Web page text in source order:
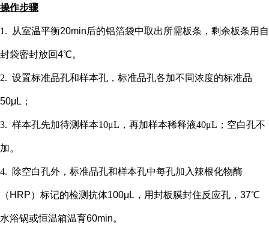
操作步骤
1. 从室温平衡20min后的铝箔袋中取出所需板条，剩余板条用自
封袋密封放回4℃。
2. 设置标准品孔和样本孔 ，标准品孔各加不同浓度的标准品
50μL；
3. 样本孔先加待测样本10μL，再加样本稀释液40μL； 空白孔不
加。
4. 除空白孔外， 标准品孔和样本孔中每孔加入辣根化物酶
（ HRP）标记的检测抗体100μL，用封板膜封住反应孔，37℃
水浴锅或恒温箱温育60min。